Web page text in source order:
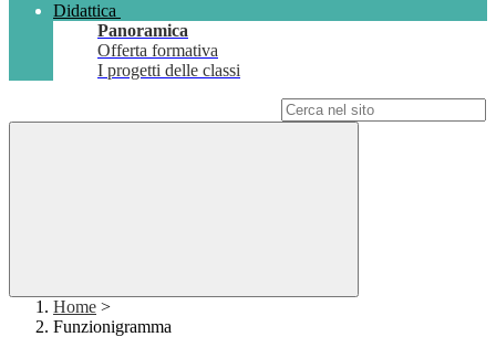
Didattica
Panoramica
Offerta formativa
I progetti delle classi
Home >
Funzionigramma